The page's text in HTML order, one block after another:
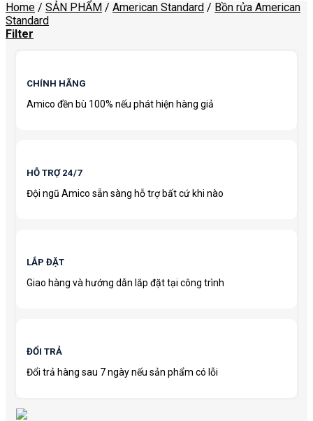
Home / SẢN PHẨM / American Standard / Bồn rửa American
Standard
Filter
CHÍNH HÃNG
Amico đền bù 100% nếu phát hiện hàng giả
HỖ TRỢ 24/7
Đội ngũ Amico sẵn sàng hỗ trợ bất cứ khi nào
LẮP ĐẶT
Giao hàng và hướng dẫn lắp đặt tại công trình
ĐỔI TRẢ
Đổi trả hàng sau 7 ngày nếu sản phẩm có lỗi